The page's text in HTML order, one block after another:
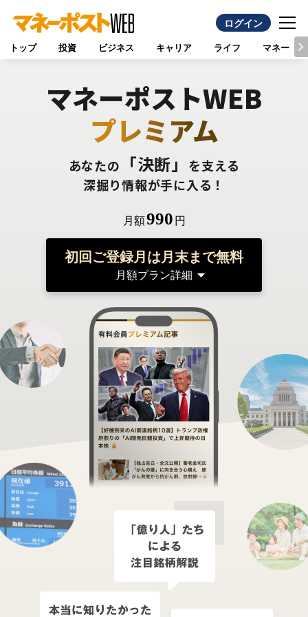
ログイン
トップ 投資 ビジネス キャリア ライフ マネー
マネーポストWEB
プレミアム
あなたの 「決断」
を支える
深掘り情報が手に入る！
月額990 円
初回ご登録月は月末まで無料
月額プラン詳細